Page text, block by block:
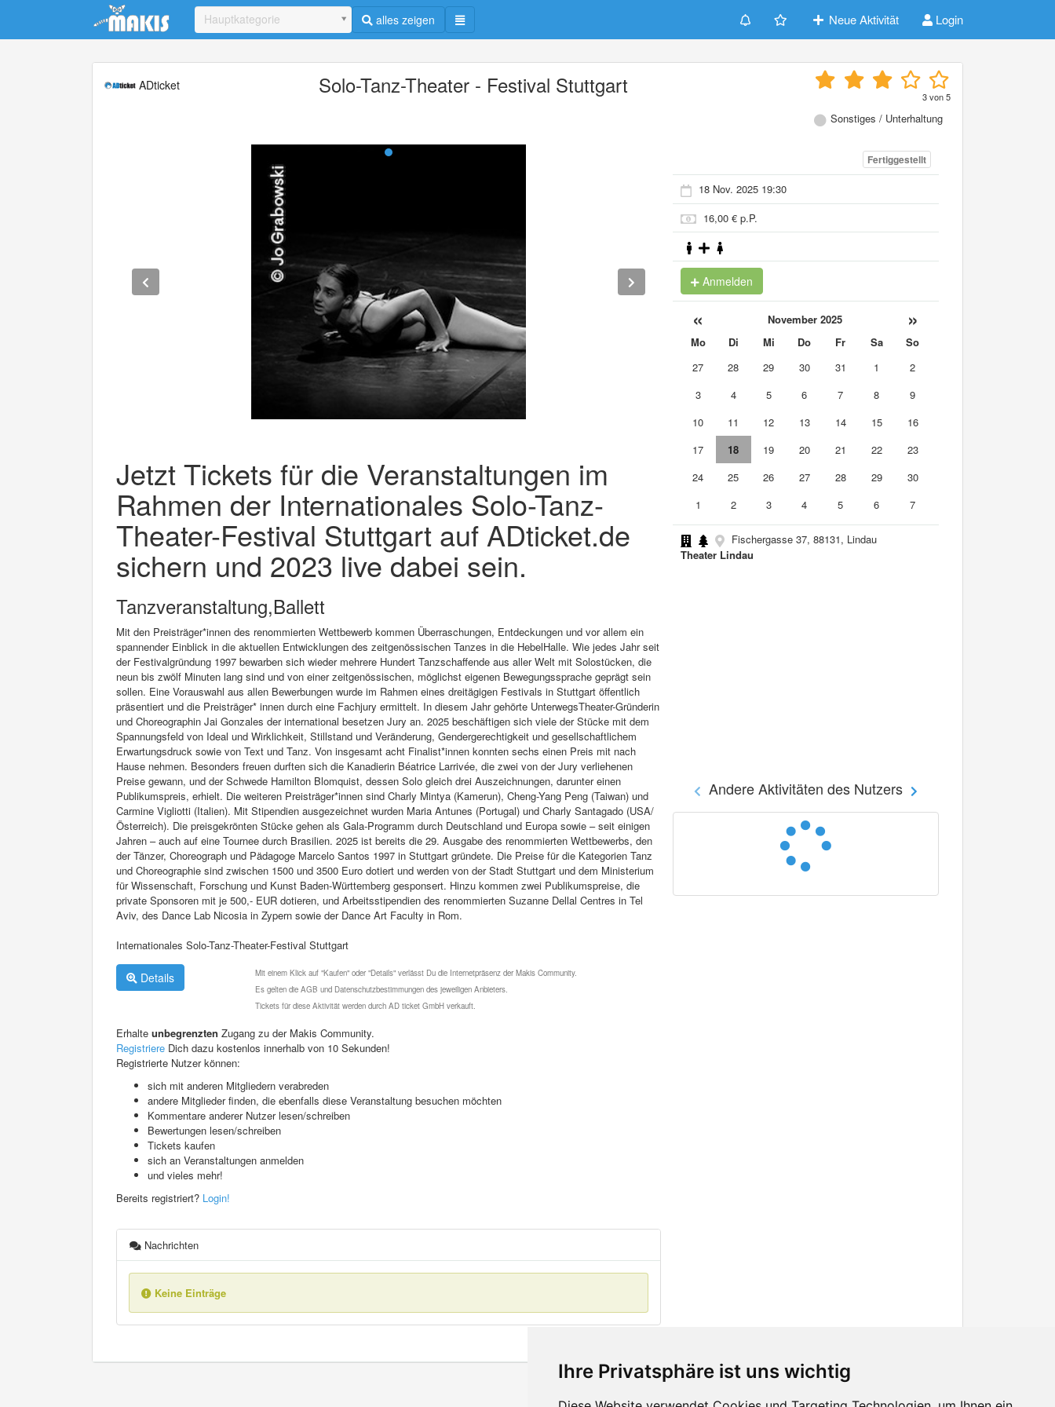
Ihre Privatsphäre ist uns wichtig
Update cookies preferences
Hauptkategorie alles zeigen Neue Aktivität Login
ADticket Solo-Tanz-Theater - Festival Stuttgart 3von5
Sonstiges / Unterhaltung
Jetzt Tickets für die Veranstaltungen im
Rahmen der Internationales Solo-Tanz-
Theater-Festival Stuttgart auf ADticket.de
sichern und 2023 live dabei sein.
Tanzveranstaltung,Ballett
Mit den Preisträger*innen des renommierten Wettbewerb kommen Überraschungen, Entdeckungen und vor allem ein
spannender Einblick in die aktuellen Entwicklungen des zeitgenössischen Tanzes in die HebelHalle. Wie jedes Jahr seit
der Festivalgründung 1997 bewarben sich wieder mehrere Hundert Tanzschaffende aus aller Welt mit Solostücken, die
neun bis zwölf Minuten lang sind und von einer zeitgenössischen, möglichst eigenen Bewegungssprache geprägt sein
sollen. Eine Vorauswahl aus allen Bewerbungen wurde im Rahmen eines dreitägigen Festivals in Stuttgart öffentlich
präsentiert und die Preisträger* innen durch eine Fachjury ermittelt. In diesem Jahr gehörte UnterwegsTheater-Gründerin
und Choreographin Jai Gonzales der international besetzen Jury an. 2025 beschäftigen sich viele der Stücke mit dem
Spannungsfeld von Ideal und Wirklichkeit, Stillstand und Veränderung, Gendergerechtigkeit und gesellschaftlichem
Erwartungsdruck sowie von Text und Tanz. Von insgesamt acht Finalist*innen konnten sechs einen Preis mit nach
Hause nehmen. Besonders freuen durften sich die Kanadierin Béatrice Larrivée, die zwei von der Jury verliehenen
Preise gewann, und der Schwede Hamilton Blomquist, dessen Solo gleich drei Auszeichnungen, darunter einen
Publikumspreis, erhielt. Die weiteren Preisträger*innen sind Charly Mintya (Kamerun), Cheng-Yang Peng (Taiwan) und
Carmine Vigliotti (Italien). Mit Stipendien ausgezeichnet wurden Maria Antunes (Portugal) und Charly Santagado (USA/
Österreich). Die preisgekrönten Stücke gehen als Gala-Programm durch Deutschland und Europa sowie – seit einigen
Jahren – auch auf eine Tournee durch Brasilien. 2025 ist bereits die 29. Ausgabe des renommierten Wettbewerbs, den
der Tänzer, Choreograph und Pädagoge Marcelo Santos 1997 in Stuttgart gründete. Die Preise für die Kategorien Tanz
und Choreographie sind zwischen 1500 und 3500 Euro dotiert und werden von der Stadt Stuttgart und dem Ministerium
für Wissenschaft, Forschung und Kunst Baden-Württemberg gesponsert. Hinzu kommen zwei Publikumspreise, die
private Sponsoren mit je 500,- EUR dotieren, und Arbeitsstipendien des renommierten Suzanne Dellal Centres in Tel
Aviv, des Dance Lab Nicosia in Zypern sowie der Dance Art Faculty in Rom.
Internationales Solo-Tanz-Theater-Festival Stuttgart
Details
Mit einem Klick auf "Kaufen" oder "Details" verlässt Du die Internetpräsenz der Makis Community.
Es gelten die AGB und Datenschutzbestimmungen des jeweiligen Anbieters.
Tickets für diese Aktivität werden durch AD ticket GmbH verkauft.
Erhalte unbegrenzten Zugang zu der Makis Community.
Registriere Dich dazu kostenlos innerhalb von 10 Sekunden!
Registrierte Nutzer können:
sich mit anderen Mitgliedern verabreden
andere Mitglieder finden, die ebenfalls diese Veranstaltung besuchen möchten
Kommentare anderer Nutzer lesen/schreiben
Bewertungen lesen/schreiben
Tickets kaufen
sich an Veranstaltungen anmelden
und vieles mehr!
Bereits registriert? Login!
Nachrichten
Keine Einträge
Fertiggestellt
18 Nov. 2025 19:30
16,00 € p.P.
Anmelden
« November 2025 »
Mo Di Mi Do Fr Sa
So
27
28 29 30 31 1
2
3
4 5 6 7 8
9
10
11 12 13 14 15
16
17
18 19 20 21 22
23
24
25 26 27 28 29
30
1
2 3 4 5 6 7
Fischergasse 37, 88131, Lindau
Theater Lindau
Andere Aktivitäten des Nutzers